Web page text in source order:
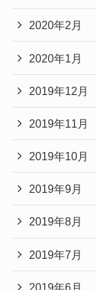
2020年2月
2020年1月
2019年12月
2019年11月
2019年10月
2019年9月
2019年8月
2019年7月
2019年6月